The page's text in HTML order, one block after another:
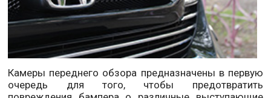
Камеры переднего обзора предназначены в первую
очередь для того, чтобы предотвратить